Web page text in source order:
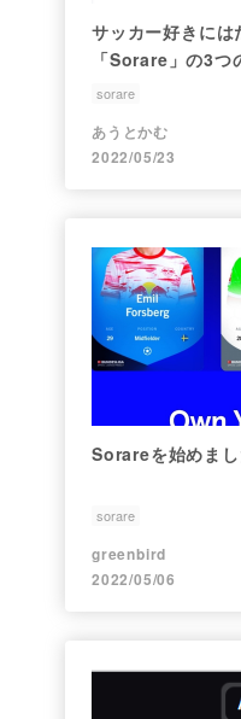
サッカー好きに
「Sorare」の3つ
sorare
あうとかむ
2022/05/23
Sorareを始めま
sorare
greenbird
2022/05/06